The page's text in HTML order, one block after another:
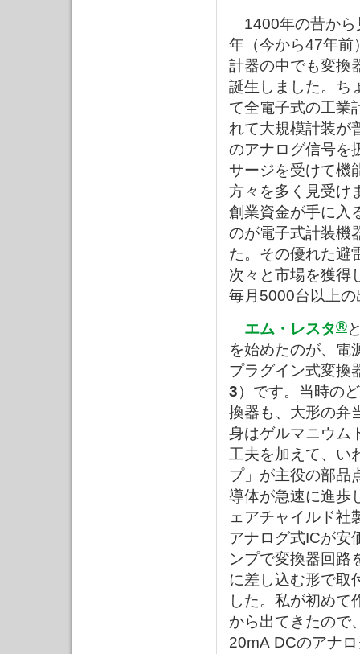
1400年の昔から
年（今から47年前
計器の中でも変換
誕生しました。ち
て全電子式の工業
れて大規模計装が
のアナログ信号を
サージを受けて機
方々を多く見受け
創業資金が手に入
のが電子式計装機
た。その優れた避
次々と市場を獲得
毎月5000台以上
エム・レスタ®
を始めたのが、電
プラグイン式変換
3）です。当時の
換器も、大形の弁
身はゲルマニウム
工夫を加えて、い
プ」が主役の部品
導体が急速に進歩
ェアチャイルド社
アナログ式ICが安
ンプで変換器回路
に差し込む形で取
した。私が初めて
から出てきたので
20mA DCのアナ